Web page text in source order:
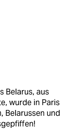
Belarus, aus
wurde in Paris
Belarussen und